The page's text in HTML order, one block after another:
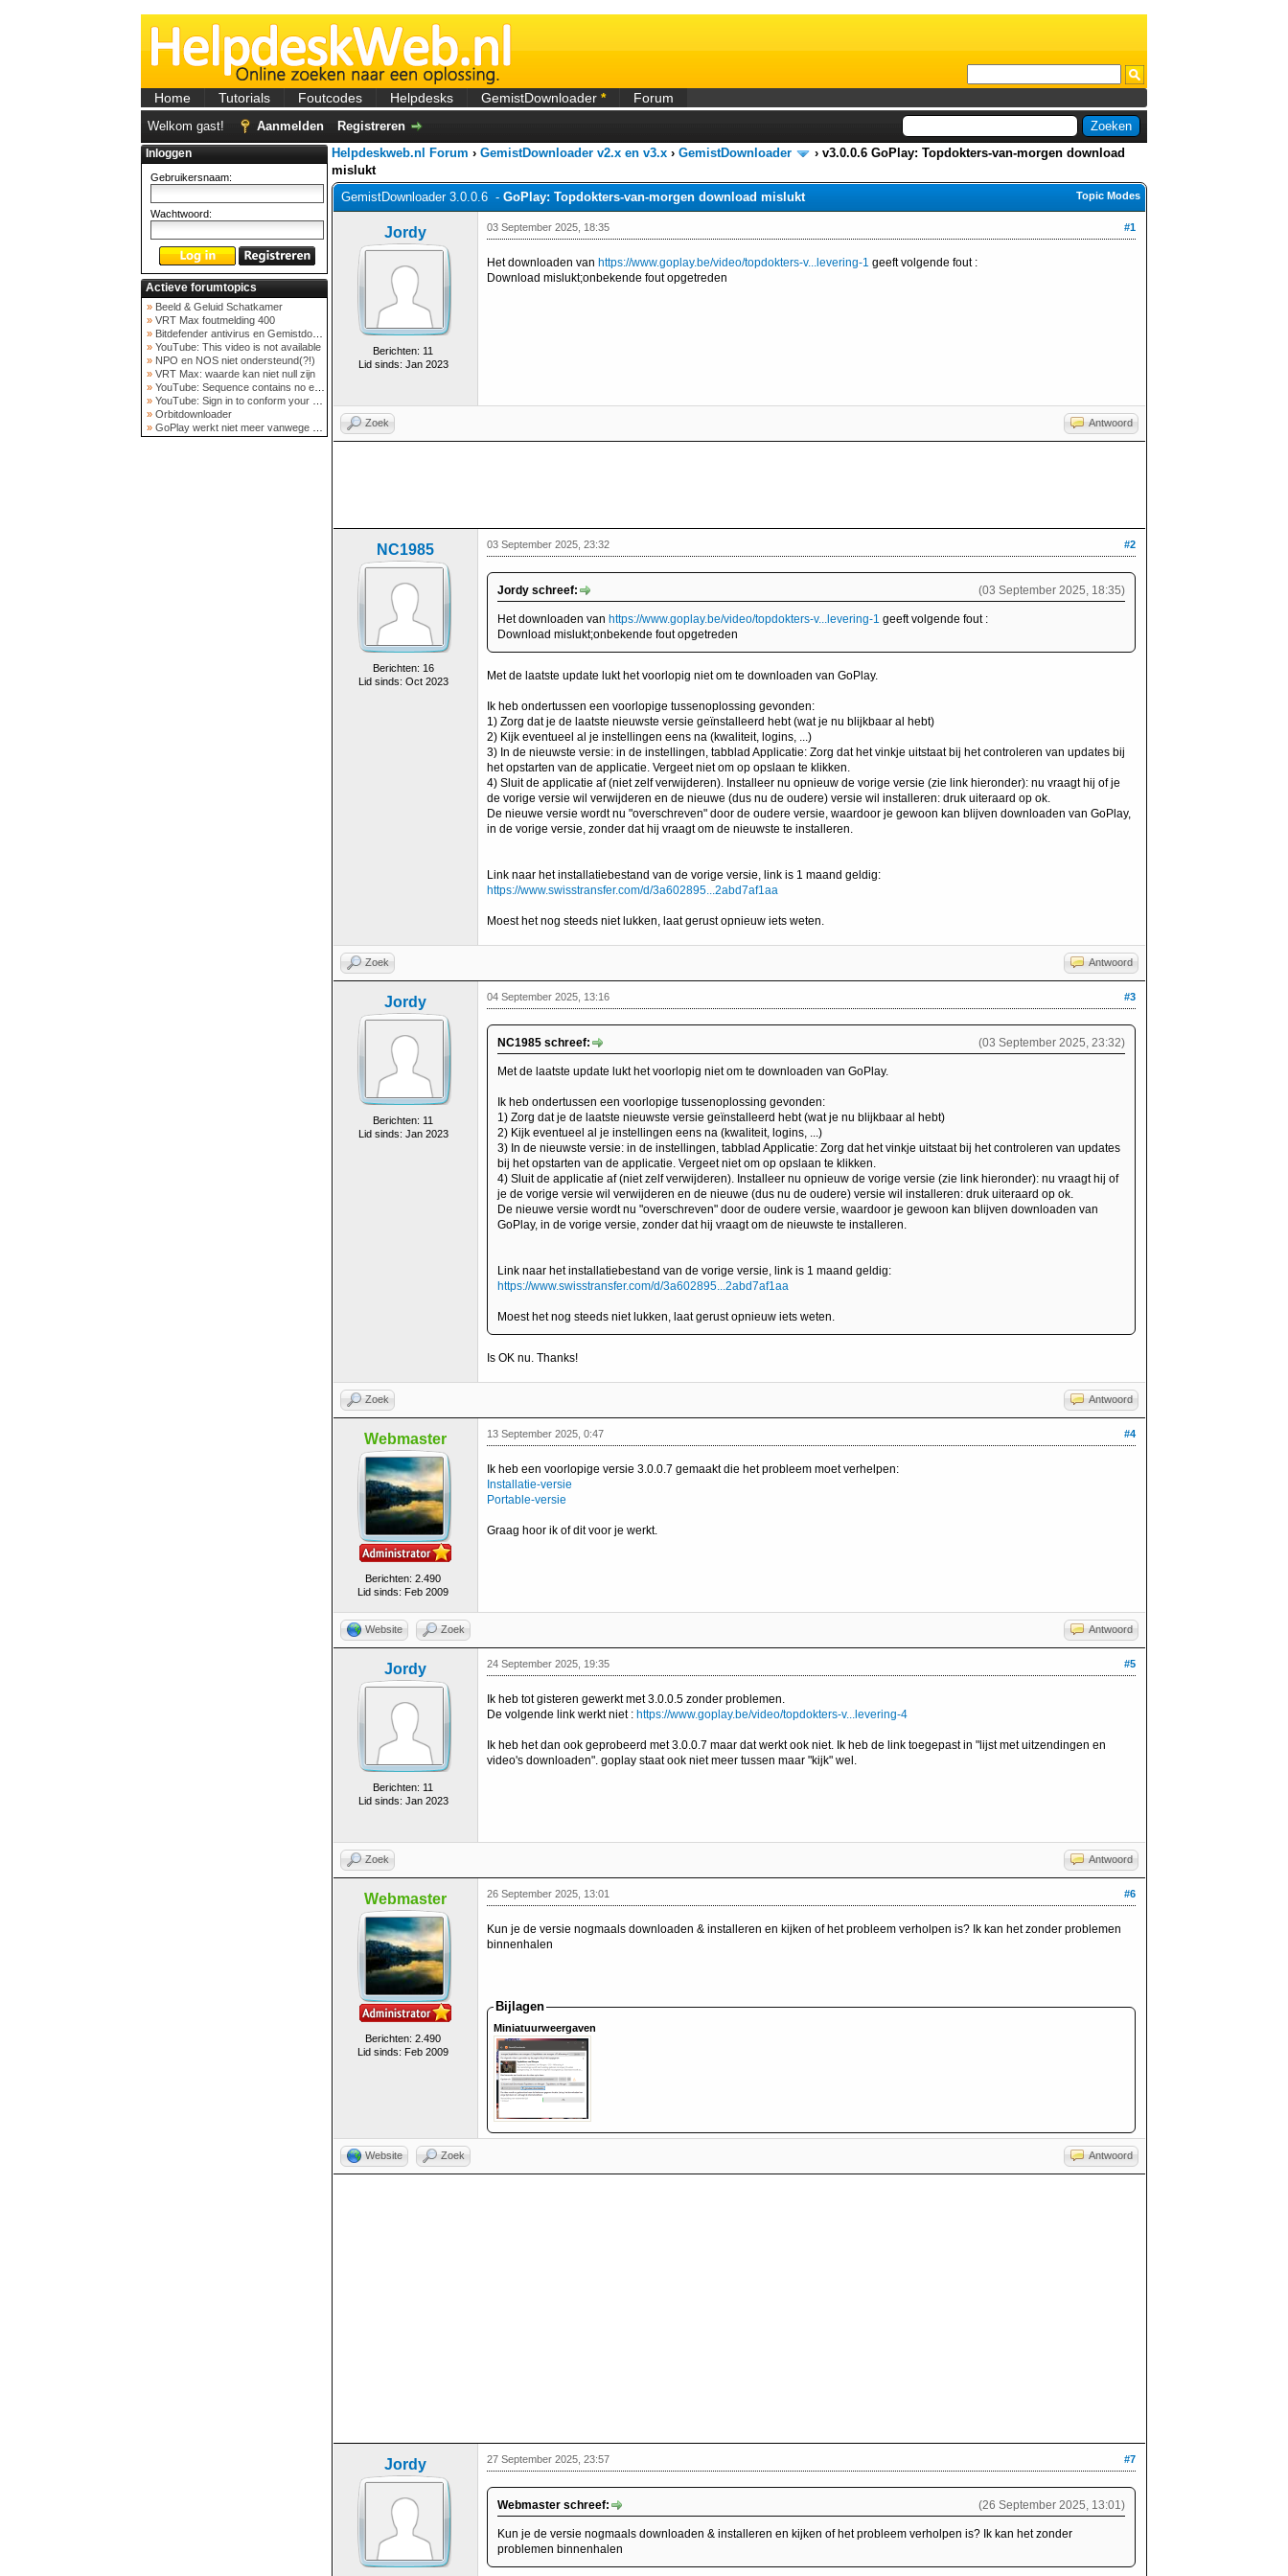
Home Tutorials Foutcodes Helpdesks GemistDownloader * Forum
Welkom gast! Aanmelden Registreren
Inloggen
Gebruikersnaam:
Wachtwoord:
Actieve forumtopics
» Beeld & Geluid Schatkamer
» VRT Max foutmelding 400
» Bitdefender antivirus en Gemistdowloader
» YouTube: This video is not available
» NPO en NOS niet ondersteund(?!)
» VRT Max: waarde kan niet null zijn
» YouTube: Sequence contains no elements
» YouTube: Sign in to conform your not a bot
» Orbitdownloader
» GoPlay werkt niet meer vanwege nieuwe webadres
Helpdeskweb.nl Forum › GemistDownloader v2.x en v3.x › GemistDownloader › v3.0.0.6 GoPlay: Topdokters-van-morgen download
mislukt
Topic Modes
GemistDownloader 3.0.0.6 - GoPlay: Topdokters-van-morgen download mislukt
Jordy
Berichten: 11
Lid sinds: Jan 2023
#1
03 September 2025, 18:35
Het downloaden van https://www.goplay.be/video/topdokters-v...levering-1 geeft volgende fout :
Download mislukt;onbekende fout opgetreden
Zoek Antwoord
NC1985
Berichten: 16
Lid sinds: Oct 2023
#2
03 September 2025, 23:32
(03 September 2025, 18:35)
Jordy schreef:
Het downloaden van https://www.goplay.be/video/topdokters-v...levering-1 geeft volgende fout :
Download mislukt;onbekende fout opgetreden
Met de laatste update lukt het voorlopig niet om te downloaden van GoPlay.
Ik heb ondertussen een voorlopige tussenoplossing gevonden:
1) Zorg dat je de laatste nieuwste versie geïnstalleerd hebt (wat je nu blijkbaar al hebt)
2) Kijk eventueel al je instellingen eens na (kwaliteit, logins, ...)
3) In de nieuwste versie: in de instellingen, tabblad Applicatie: Zorg dat het vinkje uitstaat bij het controleren van updates bij
het opstarten van de applicatie. Vergeet niet om op opslaan te klikken.
4) Sluit de applicatie af (niet zelf verwijderen). Installeer nu opnieuw de vorige versie (zie link hieronder): nu vraagt hij of je
de vorige versie wil verwijderen en de nieuwe (dus nu de oudere) versie wil installeren: druk uiteraard op ok.
De nieuwe versie wordt nu "overschreven" door de oudere versie, waardoor je gewoon kan blijven downloaden van GoPlay,
in de vorige versie, zonder dat hij vraagt om de nieuwste te installeren.
Link naar het installatiebestand van de vorige versie, link is 1 maand geldig:
https://www.swisstransfer.com/d/3a602895...2abd7af1aa
Moest het nog steeds niet lukken, laat gerust opnieuw iets weten.
Zoek Antwoord
Jordy
Berichten: 11
Lid sinds: Jan 2023
#3
04 September 2025, 13:16
(03 September 2025, 23:32)
NC1985 schreef:
Met de laatste update lukt het voorlopig niet om te downloaden van GoPlay.
Ik heb ondertussen een voorlopige tussenoplossing gevonden:
1) Zorg dat je de laatste nieuwste versie geïnstalleerd hebt (wat je nu blijkbaar al hebt)
2) Kijk eventueel al je instellingen eens na (kwaliteit, logins, ...)
3) In de nieuwste versie: in de instellingen, tabblad Applicatie: Zorg dat het vinkje uitstaat bij het controleren van updates
bij het opstarten van de applicatie. Vergeet niet om op opslaan te klikken.
4) Sluit de applicatie af (niet zelf verwijderen). Installeer nu opnieuw de vorige versie (zie link hieronder): nu vraagt hij of
je de vorige versie wil verwijderen en de nieuwe (dus nu de oudere) versie wil installeren: druk uiteraard op ok.
De nieuwe versie wordt nu "overschreven" door de oudere versie, waardoor je gewoon kan blijven downloaden van
GoPlay, in de vorige versie, zonder dat hij vraagt om de nieuwste te installeren.
Link naar het installatiebestand van de vorige versie, link is 1 maand geldig:
https://www.swisstransfer.com/d/3a602895...2abd7af1aa
Moest het nog steeds niet lukken, laat gerust opnieuw iets weten.
Is OK nu. Thanks!
Zoek Antwoord
Webmaster
Berichten: 2.490
Lid sinds: Feb 2009
#4
13 September 2025, 0:47
Ik heb een voorlopige versie 3.0.0.7 gemaakt die het probleem moet verhelpen:
Installatie-versie
Portable-versie
Graag hoor ik of dit voor je werkt.
Website Zoek Antwoord
Jordy
Berichten: 11
Lid sinds: Jan 2023
#5
24 September 2025, 19:35
Ik heb tot gisteren gewerkt met 3.0.0.5 zonder problemen.
De volgende link werkt niet : https://www.goplay.be/video/topdokters-v...levering-4
Ik heb het dan ook geprobeerd met 3.0.0.7 maar dat werkt ook niet. Ik heb de link toegepast in "lijst met uitzendingen en
video's downloaden". goplay staat ook niet meer tussen maar "kijk" wel.
Zoek Antwoord
Webmaster
Berichten: 2.490
Lid sinds: Feb 2009
#6
26 September 2025, 13:01
Kun je de versie nogmaals downloaden & installeren en kijken of het probleem verholpen is? Ik kan het zonder problemen
binnenhalen
Bijlagen
Miniatuurweergaven
Website Zoek Antwoord
Jordy #7
27 September 2025, 23:57
(26 September 2025, 13:01)
Webmaster schreef:
Kun je de versie nogmaals downloaden & installeren en kijken of het probleem verholpen is? Ik kan het zonder
problemen binnenhalen